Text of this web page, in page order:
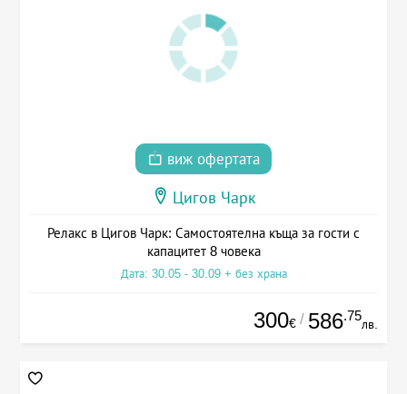
виж офертата
Цигов Чарк
Релакс в Цигов Чарк: Самостоятелна къща за гости с
капацитет 8 човека
Дата: 30.05 - 30.09 + без храна
300€ / 586.75
лв.